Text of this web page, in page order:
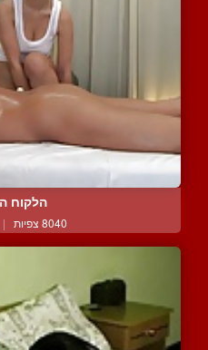
הלקוח
8040 צפיות |